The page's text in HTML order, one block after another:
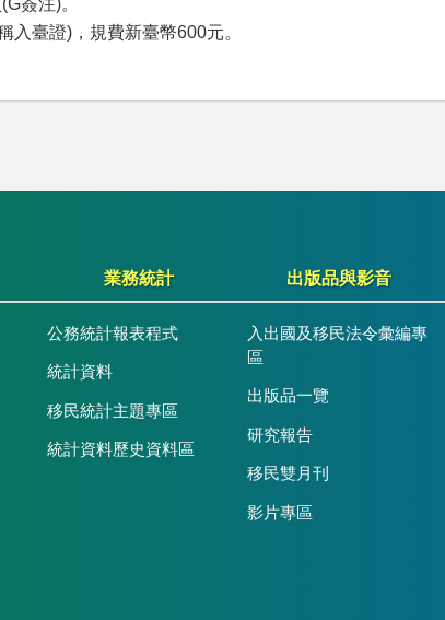
簽注)。
入臺證)，規費新臺幣600元。
業務統計
公務統計報表程式
統計資料
移民統計主題專區
統計資料歷史資料區
出版品與影音
入出國及移民法令彙編專
區
出版品一覽
研究報告
移民雙月刊
影片專區